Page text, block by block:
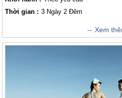
Thời gian : 3 Ngày 2 Đêm
vời với các dịch vụ đẳng cấp quốc tế,
những phút giây ngọt ngào bên nhau.
cùng bạn trong chuyến đi này. Chắc
Xem